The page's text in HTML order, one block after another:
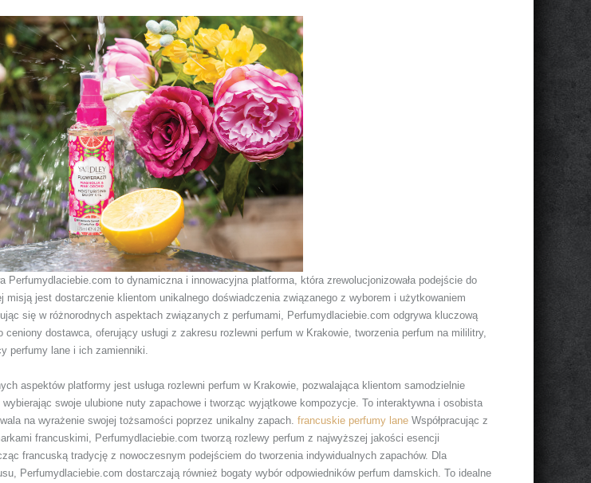
Perfumydlaciebie.com to dynamiczna i innowacyjna platforma, która zrewolucjonizowała podejście do
misją jest dostarczenie klientom unikalnego doświadczenia związanego z wyborem i użytkowaniem
się w różnorodnych aspektach związanych z perfumami, Perfumydlaciebie.com odgrywa kluczową
ceniony dostawca, oferujący usługi z zakresu rozlewni perfum w Krakowie, tworzenia perfum na mililitry,
perfumy lane i ich zamienniki.
aspektów platformy jest usługa rozlewni perfum w Krakowie, pozwalająca klientom samodzielnie
swoje ulubione nuty zapachowe i tworząc wyjątkowe kompozycje. To interaktywna i osobista
na wyrażenie swojej tożsamości poprzez unikalny zapach.francuskie perfumy lane Współpracując z
francuskimi, Perfumydlaciebie.com tworzą rozlewy perfum z najwyższej jakości esencji
francuską tradycję z nowoczesnym podejściem do tworzenia indywidualnych zapachów. Dla
Perfumydlaciebie.com dostarczają również bogaty wybór odpowiedników perfum damskich. To idealne